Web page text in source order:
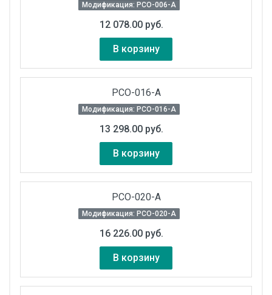
Модификация: РСО-006-А
12 078.00 руб.
В корзину
РСО-016-А
Модификация: РСО-016-А
13 298.00 руб.
В корзину
РСО-020-А
Модификация: РСО-020-А
16 226.00 руб.
В корзину